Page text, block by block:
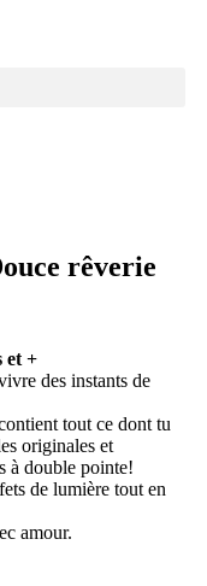
rêverie
et +
des instants de
tout ce dont tu
originales et
à double pointe!
de lumière tout en
amour.